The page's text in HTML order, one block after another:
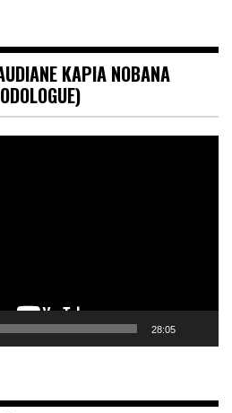
KAPIA NOBANA
28:05